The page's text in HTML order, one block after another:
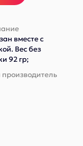
вместе с
Вес без
92 гр;